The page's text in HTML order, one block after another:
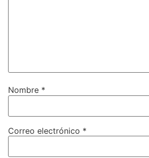
Nombre *
Correo electrónico *